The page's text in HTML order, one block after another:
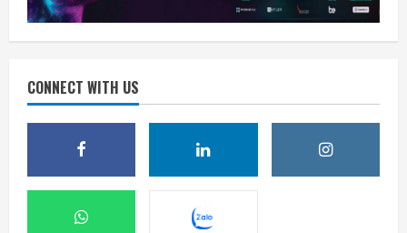
CONNECT WITH US